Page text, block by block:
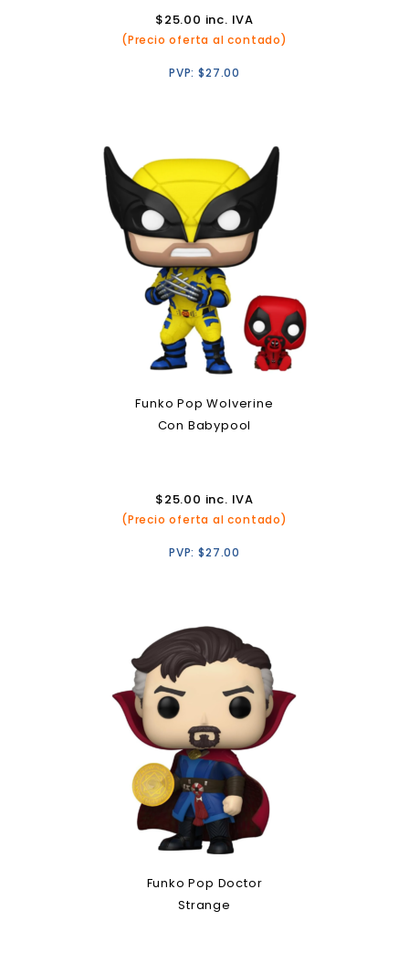
$25.00 inc. IVA
(Precio oferta al contado)
PVP:$27.00
Funko Pop Wolverine
Con Babypool
$25.00 inc. IVA
(Precio oferta al contado)
PVP:$27.00
Funko Pop Doctor
Strange